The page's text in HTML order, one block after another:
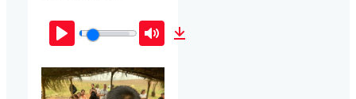
Play Mute